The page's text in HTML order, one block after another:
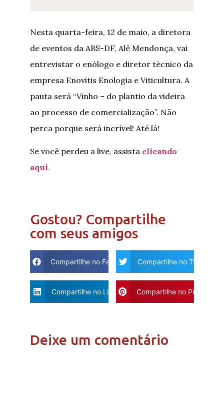
Nesta quarta-feira, 12 de maio, a diretora
de eventos da ABS-DF, Alê Mendonça, vai
entrevistar o enólogo e diretor técnico da
empresa Enovitis Enologia e Viticultura. A
pauta será “Vinho – do plantio da videira
ao processo de comercialização”. Não
perca porque será incrível! Até lá!
Se você perdeu a live, assista clicando
aqui.
Gostou? Compartilhe
com seus amigos
Compartilhe no Facebook Compartilhe no Twitter
Compartilhe no Linkdin Compartilhe no Pinterest
Deixe um comentário